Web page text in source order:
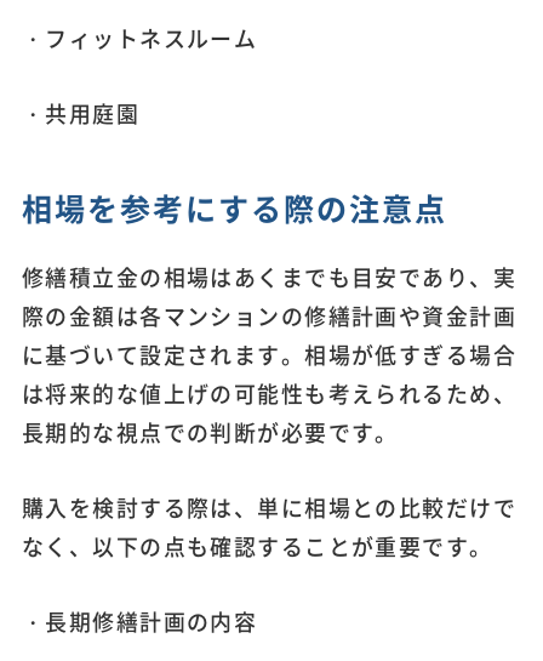
・フィットネスルーム
・共用庭園
相場を参考にする際の注意点
修繕積立金の相場はあくまでも目安であり、実
際の金額は各マンションの修繕計画や資金計画
に基づいて設定されます。相場が低すぎる場合
は将来的な値上げの可能性も考えられるため、
長期的な視点での判断が必要です。
購入を検討する際は、単に相場との比較だけで
なく、以下の点も確認することが重要です。
・長期修繕計画の内容